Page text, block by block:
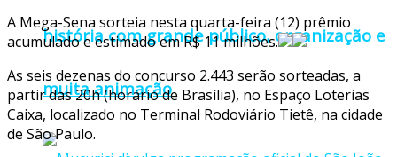
história com grande público, organização e
muita animação
A Mega-Sena sorteia nesta quarta-feira (12) prêmio
acumulado e estimado em R$ 11 milhões.
As seis dezenas do concurso 2.443 serão sorteadas, a
partir das 20h (horário de Brasília), no Espaço Loterias
Caixa, localizado no Terminal Rodoviário Tietê, na cidade
de São Paulo.